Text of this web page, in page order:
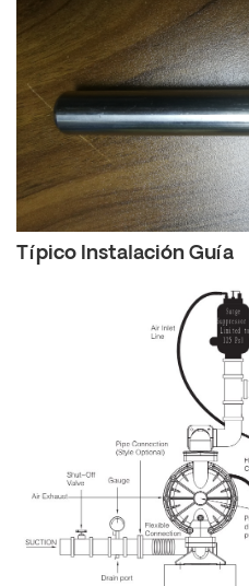
Típico Instalación Guía